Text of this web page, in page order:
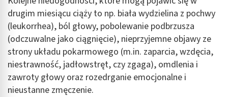
drugim miesiącu ciąży to np. biała wydzielina z pochwy
(leukorrhea), ból głowy, pobolewanie podbrzusza
(odczuwalne jako ciągnięcie), nieprzyjemne objawy ze
strony układu pokarmowego (m.in. zaparcia, wzdęcia,
niestrawność, jadłowstręt, czy zgaga), omdlenia i
zawroty głowy oraz rozedrganie emocjonalne i
nieustanne zmęczenie.